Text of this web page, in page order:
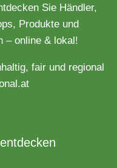
Sie Händler,
Produkte und
– online & lokal!
fair und regional